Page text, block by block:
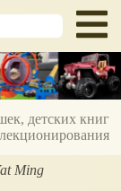
детских книг
Ming